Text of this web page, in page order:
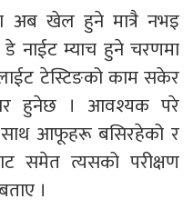
अब खेल हुने मात्रै नभइ
नाईट म्याच हुने चरणमा
टेस्टिङको काम सकेर
हुनेछ । आवश्यक परे
साथ आफूहरू बसिरहेको र
समेत त्यसको परीक्षण
।